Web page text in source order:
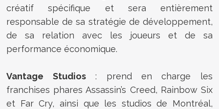
créatif spécifique et sera entièrement
responsable de sa stratégie de développement,
de sa relation avec les joueurs et de sa
performance économique.
Vantage Studios: prend en charge les
franchises phares Assassin’s Creed, Rainbow Six
et Far Cry, ainsi que les studios de Montréal,